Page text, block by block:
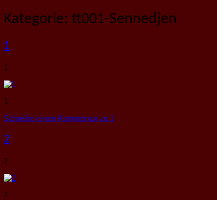
Kategorie: tt001-Sennedjen
1
1
1
Schreibe einen Kommentar zu 1
2
2
2